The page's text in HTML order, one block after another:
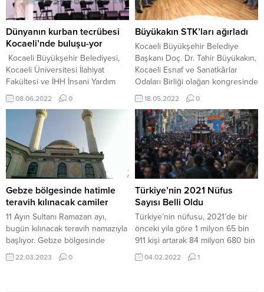
saat:11.00’da İzmit Belediyesi Fen
İşleri Müdürlüğü Ömerağa Mah.
A.Yüksel Cad. Belsa Plaza A
Blok...
Konuk ile Medine Yılgın’ın
içerisinde bulunduğu araç kaza
yaptı. Kazada gelin ve damat ile
kız...
Dünyanın kurban tecrübesi
Kocaeli’nde buluşu-yor
Kocaeli Büyükşehir Belediyesi,
Kocaeli Üniversitesi İlahiyat
Fakültesi ve İHH İnsani Yardım
Vakfı tarafından düzenlenen
‘’Kurban’’ konulu 2. Uluslararası
İslam Kültür ve Medeniyet
Sempozyumu, Kocaeli Kongre
Merkezinde yoğun katılım ile
başladı. Onursal Başkanlığını İHH
Genel Başkanı Bülent Yıldırım,
Kocaeli Üniversitesi Rektörü Prof.
Dr. Sadettin Hülagü ve Kocaeli
Büyükşehir Belediye Başkanı
Doç....
08.06.2022 0
Büyükakın STK’ları ağırladı
Kocaeli Büyükşehir Belediye
Başkanı Doç. Dr. Tahir Büyükakın,
Kocaeli Esnaf ve Sanatkârlar
Odaları Birliği olağan kongresinde
yeniden seçilen Kadir Durmuş ve
yönetiminin yanı sıra Sağlık-İş
Sendikası Başkanı Sedat Balkan
ile Kocaeli Fotoğraf Sanatı Dernek
Başkanı Duygu Nazire Kaşıkçı ve
yönetimlerini makamında konuk
etti. Çocuğundan gencine,
kadınından yaşlısına her yaştan
insanın...
18.05.2022 0
Gebze bölgesinde hatimle
teravih kılınacak camiler
11 Ayın Sultanı Ramazan ayı,
bugün kılınacak teravih namazıyla
başlıyor. Gebze bölgesinde
hatimle teravih namazı kılınacak
camiler de belli oldu. Tüm
22.03.2023 0
Türkiye’nin 2021 Nüfus
Sayısı Belli Oldu
Türkiye’nin nüfusu, 2021’de bir
önceki yıla göre 1 milyon 65 bin
911 kişi artarak 84 milyon 680 bin
273 kişiye ulaştı. Türkiye’de
ikamet eden nüfus, 31 Aralık 2021
04.02.2022 1